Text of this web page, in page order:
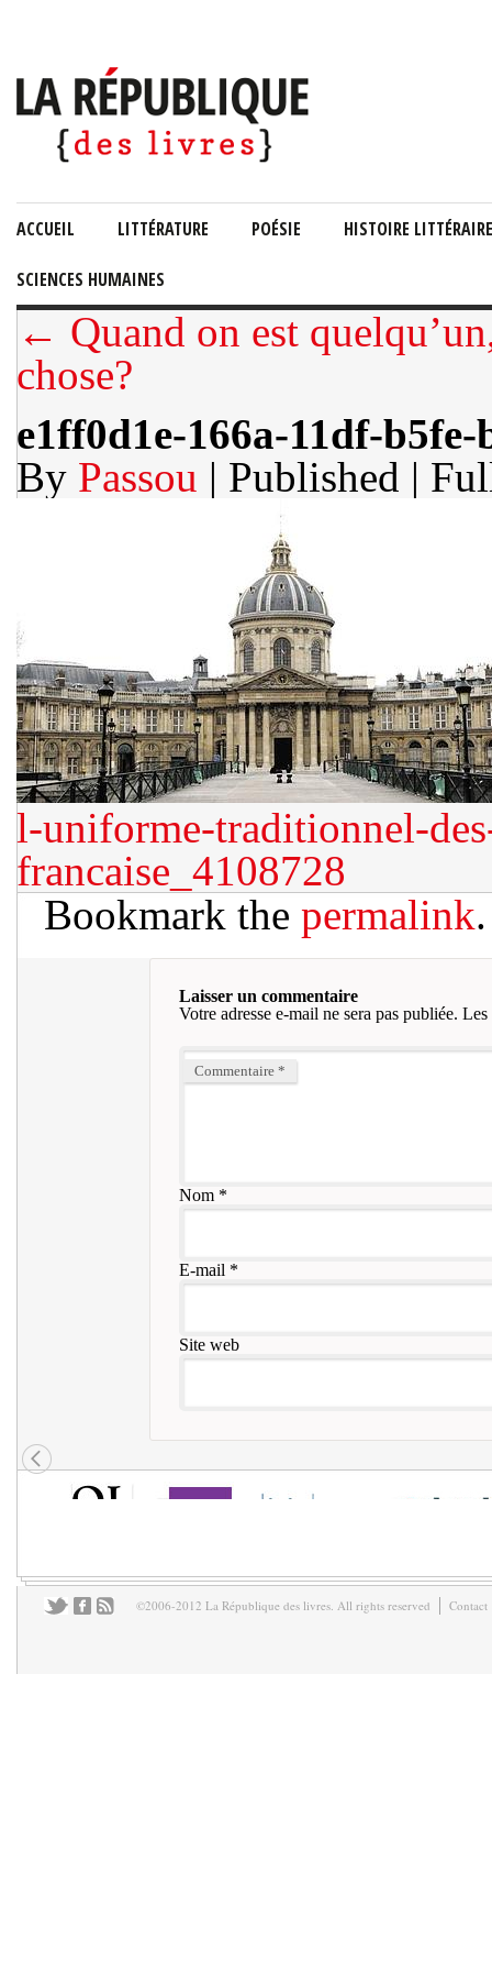
ACCUEIL LITTÉRATURE POÉSIE HISTOIRE LITTÉRAIRE
SCIENCES HUMAINES
← Quand on est
chose?
e1ff0d1e-166a-11df-
By Passou | Published |
l-uniforme-traditionnel-
francaise_4108728
Bookmark the permalink.
Laisser un commentaire
Votre adresse e-mail ne sera pas publiée. Les
Commentaire *
Nom*
E-mail *
Site web
©2006-2012 La République des livres. All rights reserved Contact